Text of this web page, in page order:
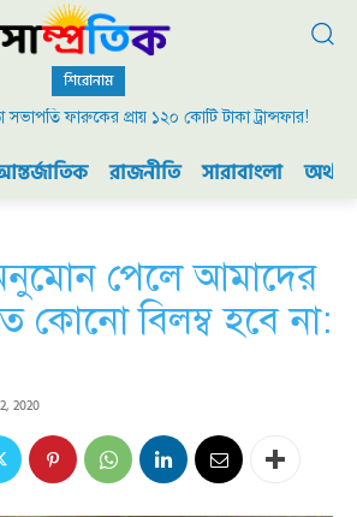
শিরোনাম
ফারুকের প্রায় ১২০ কোটি টাকা ট্রান্সফার!
বিডিআর বিদ্রোহ এবং ভারতের যুদ্ধ প্রস্তুতি
রাজনীতি সারাবাংলা
পেলে আমাদের
কোনো বিলম্ব হবে না:
2020